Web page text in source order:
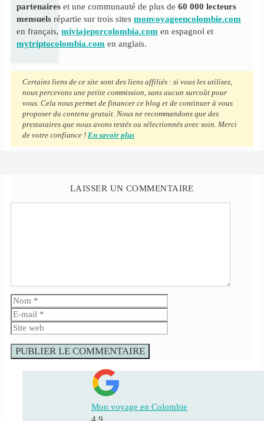
partenaires et une communauté de plus de 60 000 lecteurs
mensuels répartie sur trois sites monvoyageencolombie.com
en français, miviajeporcolombia.com en espagnol et
mytriptocolombia.com en anglais.
Certains liens de ce site sont des liens affiliés : si vous les utilisez,
nous percevons une petite commission, sans aucun surcoût pour
vous. Cela nous permet de financer ce blog et de continuer à vous
proposer du contenu gratuit. Nous ne recommandons que des
prestataires que nous avons testés ou sélectionnés avec soin. Merci
de votre confiance ! En savoir plus
LAISSER UN COMMENTAIRE
Nom
Mon voyage en Colombie